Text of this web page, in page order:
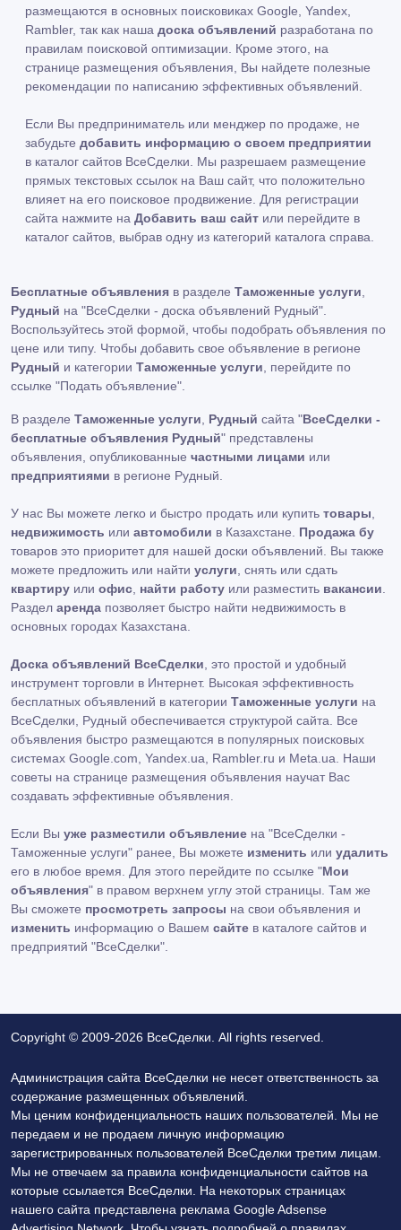
размещаются в основных поисковиках Google, Yandex,
Rambler, так как наша доска объявлений разработана по
правилам поисковой оптимизации. Кроме этого, на
странице размещения объявления, Вы найдете полезные
рекомендации по написанию эффективных объявлений.
Если Вы предприниматель или менджер по продаже, не
забудьте добавить информацию о своем предприятии
в каталог сайтов ВсеСделки. Мы разрешаем размещение
прямых текстовых ссылок на Ваш сайт, что положительно
влияет на его поисковое продвижение. Для регистрации
сайта нажмите на Добавить ваш сайт или перейдите в
каталог сайтов, выбрав одну из категорий каталога справа.
Бесплатные объявления в разделе Таможенные услуги
Рудный на "ВсеСделки - доска объявлений Рудный".
Воспользуйтесь этой формой, чтобы подобрать объявления по
цене или типу. Чтобы добавить свое объявление в регионе
Рудный и категории Таможенные услуги , перейдите по
ссылке "Подать объявление"
В разделе Таможенные услуги Рудный сайта "ВсеСделки -
бесплатные объявления Рудный" представлены
объявления, опубликованные частными лицами или
предприятиями в регионе Рудный.
У нас Вы можете легко и быстро продать или купить товары
недвижимость или автомобили в Казахстане. Продажа бу
товаров это приоритет для нашей доски объявлений. Вы также
можете предложить или найти услуги , снять или сдать
квартиру или офис найти работу или разместить вакансии
Раздел аренда позволяет быстро найти недвижимость в
основных городах Казахстана.
Доска объявлений ВсеСделки , это простой и удобный
инструмент торговли в Интернет. Высокая эффективность
бесплатных объявлений в категории Таможенные услуги на
ВсеСделки, Рудный обеспечивается структурой сайта. Все
объявления быстро размещаются в популярных поисковых
системах Google.com, Yandex.ua, Rambler.ru и Meta.ua. Наши
советы на странице размещения объявления научат Вас
создавать эффективные объявления.
Если Вы уже разместили объявление на "ВсеСделки -
Таможенные услуги" ранее, Вы можете изменить или удалить
его в любое время. Для этого перейдите по ссылке "Мои
объявления" в правом верхнем углу этой страницы. Там же
Вы сможете просмотреть запросы на свои объявления и
изменить информацию о Вашем сайте в каталоге сайтов и
предприятий "ВсеСделки".
Copyright © 2009-2026 ВсеСделки. All rights reserved.
Администрация сайта ВсеСделки не несет ответственность за
содержание размещенных объявлений.
Мы ценим конфиденциальность наших пользователей. Мы не
передаем и не продаем личную информацию
зарегистрированных пользователей ВсеСделки третим лицам.
Мы не отвечаем за правила конфиденциальности сайтов на
которые ссылается ВсеСделки. На некоторых страницах
нашего сайта представлена реклама Google Adsense